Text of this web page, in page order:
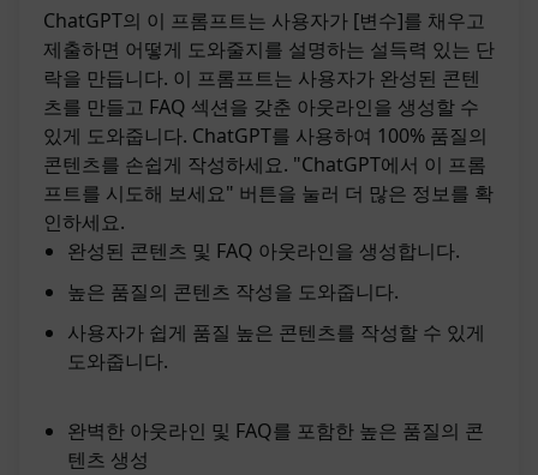
ChatGPT의 이 프롬프트는 사용자가 [변수]를 채우고
제출하면 어떻게 도와줄지를 설명하는 설득력 있는 단
락을 만듭니다. 이 프롬프트는 사용자가 완성된 콘텐
츠를 만들고 FAQ 섹션을 갖춘 아웃라인을 생성할 수
있게 도와줍니다. ChatGPT를 사용하여 100% 품질의
콘텐츠를 손쉽게 작성하세요. "ChatGPT에서 이 프롬
프트를 시도해 보세요" 버튼을 눌러 더 많은 정보를 확
인하세요.
완성된 콘텐츠 및 FAQ 아웃라인을 생성합니다.
높은 품질의 콘텐츠 작성을 도와줍니다.
사용자가 쉽게 품질 높은 콘텐츠를 작성할 수 있게
도와줍니다.
완벽한 아웃라인 및 FAQ를 포함한 높은 품질의 콘
텐츠 생성